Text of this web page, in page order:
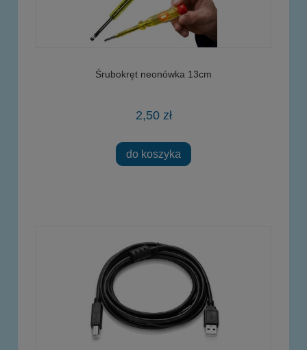
Śrubokręt neonówka 13cm
2,50 zł
do koszyka